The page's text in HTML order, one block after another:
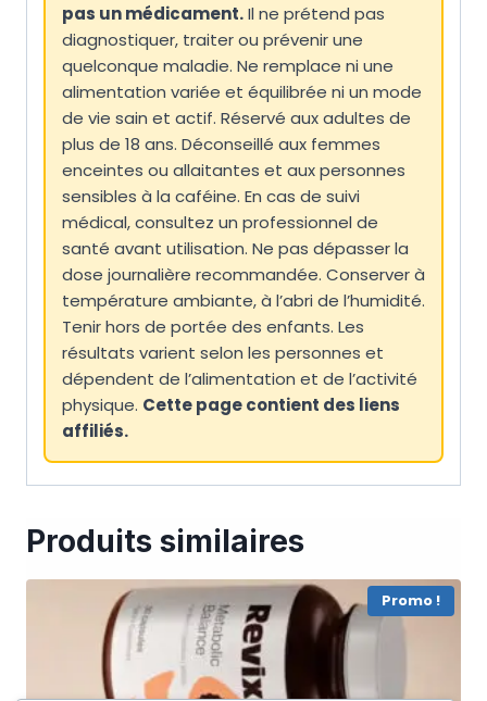
pas un médicament.Il ne prétend pas
diagnostiquer, traiter ou prévenir une
quelconque maladie. Ne remplace ni une
alimentation variée et équilibrée ni un mode
de vie sain et actif. Réservé aux adultes de
plus de 18 ans. Déconseillé aux femmes
enceintes ou allaitantes et aux personnes
sensibles à la caféine. En cas de suivi
médical, consultez un professionnel de
santé avant utilisation. Ne pas dépasser la
dose journalière recommandée. Conserver à
température ambiante, à l’abri de l’humidité.
Tenir hors de portée des enfants. Les
résultats varient selon les personnes et
dépendent de l’alimentation et de l’activité
physique. Cette page contient des liens
affiliés.
Produits similaires
Promo !